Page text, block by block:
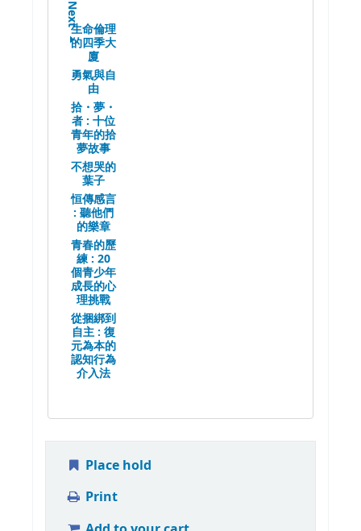
Next
生命倫理
的四季大
廈
勇氣與自
由
拾・夢・
者 : 十位
青年的拾
夢故事
不想哭的
葉子
恒傳感言
: 聽他們
的樂章
青春的歷
練 : 20
個青少年
成長的心
理挑戰
從捆綁到
自主 : 復
元為本的
認知行為
介入法
Place hold
Print